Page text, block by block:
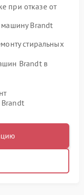
при отказе от
машину Brandt
стиральных
Brandt в